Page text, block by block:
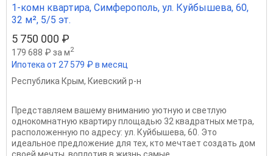
1-комн квартира, Симферополь, ул. Куйбышева, 60,
32 м², 5/5 эт.
5 750 000 ₽
179 688 ₽ за м2
Ипотека от 27 579 ₽ в месяц
Республика Крым, Киевский р-н
Представляем вашему вниманию уютную и светлую
однокомнатную квартиру площадью 32 квадратных метра,
расположенную по адресу: ул. Куйбышева, 60. Это
идеальное предложение для тех, кто мечтает создать дом
своей мечты, воплотив в жизнь самые...